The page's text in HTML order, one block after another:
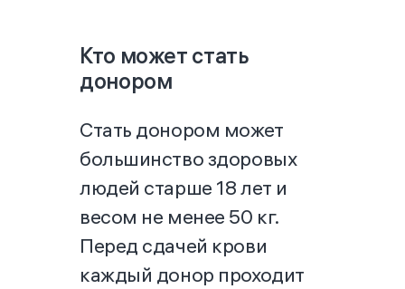
Кто может стать
донором
Стать донором может
большинство здоровых
людей старше 18 лет и
весом не менее 50 кг.
Перед сдачей крови
каждый донор проходит